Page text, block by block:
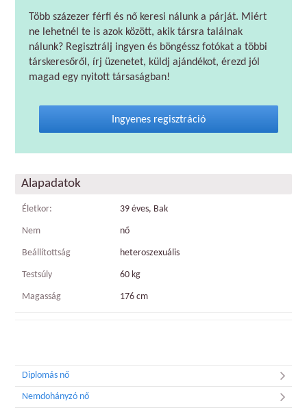
Több százezer férfi és nő keresi nálunk a párját. Miért
ne lehetnél te is azok között, akik társra találnak
nálunk? Regisztrálj ingyen és böngéssz fotókat a többi
társkeresőről, írj üzenetet, küldj ajándékot, érezd jól
magad egy nyitott társaságban!
Ingyenes regisztráció
Alapadatok
Életkor: 39 éves, Bak
Nem nő
Beállítottság heteroszexuális
Testsúly 60 kg
Magasság 176 cm
Diplomás nő
Nemdohányzó nő